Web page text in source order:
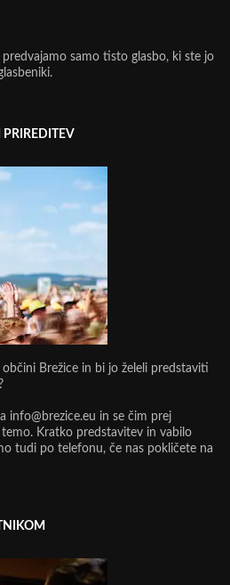
samo tisto glasbo, ki ste jo
Brežice in bi jo želeli predstaviti
info@brezice.eu in se čim prej
Kratko predstavitev in vabilo
tudi po telefonu, če nas pokličete na